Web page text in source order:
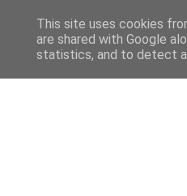
This site uses cookies
are shared with Google
statistics, and to detect